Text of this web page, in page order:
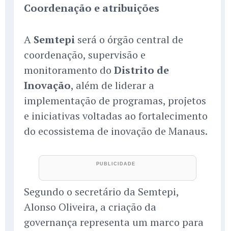
Coordenação e atribuições
A Semtepi será o órgão central de
coordenação, supervisão e
monitoramento do Distrito de
Inovação, além de liderar a
implementação de programas, projetos
e iniciativas voltadas ao fortalecimento
do ecossistema de inovação de Manaus.
Segundo o secretário da Semtepi,
Alonso Oliveira, a criação da
governança representa um marco para